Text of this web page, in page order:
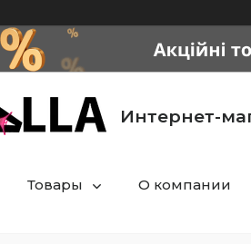
Интернет-
Товары О компании